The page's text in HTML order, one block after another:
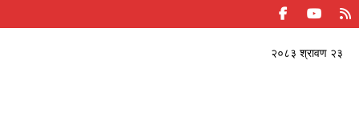
२०८३ श्रावण २३